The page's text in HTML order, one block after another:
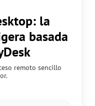
la
basada
remoto sencillo